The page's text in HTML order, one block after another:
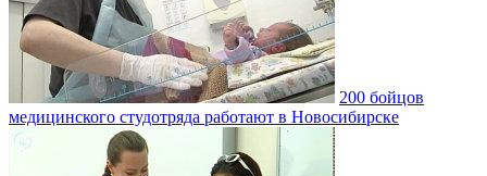
200 бойцов
медицинского студотряда работают в Новосибирске